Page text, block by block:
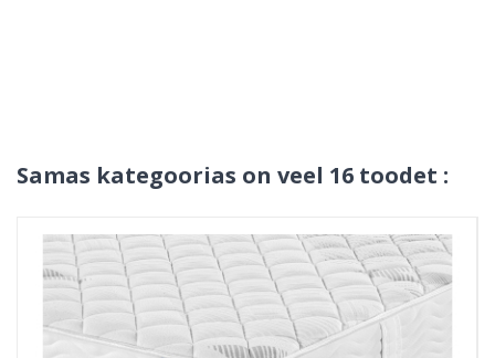
Samas kategoorias on veel 16 toodet :